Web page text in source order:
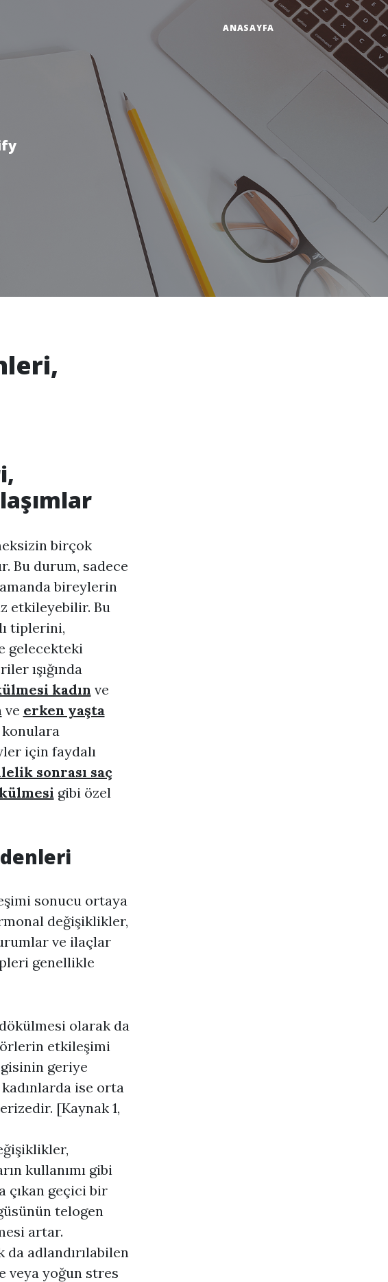
ANASAYFA
birçok
Bu durum, sadece
bireylerin
etkileyebilir. Bu
tiplerini,
gelecekteki
ışığında
kadın ve
ve erken yaşta
için faydalı
sonrası saç
gibi özel
sonucu ortaya
değişiklikler,
ve ilaçlar
genellikle
olarak da
etkileşimi
geriye
ise orta
[Kaynak 1,
kullanımı gibi
çıkan geçici bir
telogen
artar.
da adlandırılabilen
veya yoğun stres